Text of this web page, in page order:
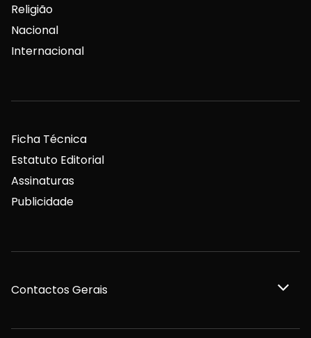
Religião
Nacional
Internacional
Ficha Técnica
Estatuto Editorial
Assinaturas
Publicidade
Contactos Gerais